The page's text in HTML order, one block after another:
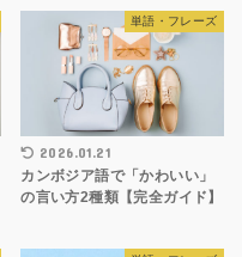
単語・フレーズ
2026.01.21
カンボジア語で「かわいい」
の言い方2種類【完全ガイド】